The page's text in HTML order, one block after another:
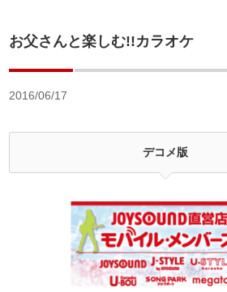
お父さんと楽しむ!!カラオケ
2016/06/17
デコメ版